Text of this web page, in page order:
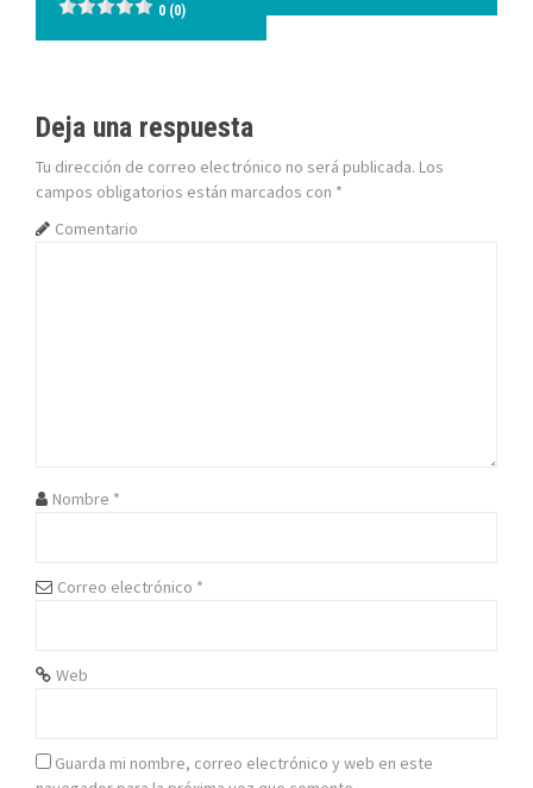
v
g
a
c
e
t
a
0 (0)
Deja una respuesta
Tu dirección de correo electrónico no será publicada. Los
campos obligatorios están marcados con *
Comentario
Nombre *
Correo electrónico *
Web
Guarda mi nombre, correo electrónico y web en este